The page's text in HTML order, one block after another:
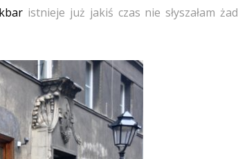
istnieje już jakiś czas nie słyszałam